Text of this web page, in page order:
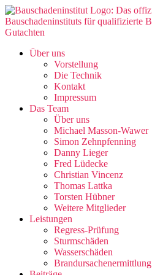
Skip
to
the
Über uns
Vorstellung
Die Technik
Kontakt
Impressum
Das Team
Über uns
Michael Masson-Wawer
Simon Zehnpfenning
Danny Lieger
Fred Lüdecke
Christian Vincenz
Thomas Lattka
Torsten Hübner
Weitere Mitglieder
Leistungen
Regress-Prüfung
Sturmschäden
Wasserschäden
Brandursachenermittlung